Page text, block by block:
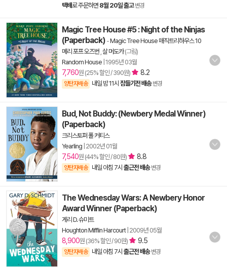
택배로 주문하면 8월 20일 출고 변경
Magic Tree House #5 : Night of the Ninjas
(Paperback) -Magic Tree House 매직트리하우스 10
메리 포프 오즈번 살 머도카(그림)
Random House 1995년 03월
7,760원 (25% 할인 / 390원) 8.2
양탄자배송 내일 밤 11시 잠들기전 배송 변경
Bud, Not Buddy: (Newbery Medal Winner)
(Paperback)
크리스토퍼 폴 커티스
Yearling 2002년 01월
7,540원 (44% 할인 / 80원) 8.8
양탄자배송 내일 아침 7시 출근전 배송 변경
The Wednesday Wars: A Newbery Honor
Award Winner (Paperback)
게리 D. 슈미트
Houghton Mifflin Harcourt| 2009년 05월
8,900원 (36% 할인 / 90원) 9.5
양탄자배송 내일 아침 7시 출근전 배송 변경